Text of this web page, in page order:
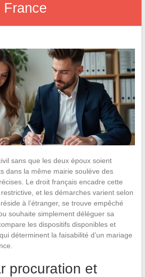
France
sans que les deux époux soient
dans la même mairie soulève des
Le droit français encadre cette
et les démarches varient selon
à l’étranger, se trouve empêché
souhaite simplement déléguer sa
les dispositifs disponibles et
déterminent la faisabilité d’un mariage
procuration et